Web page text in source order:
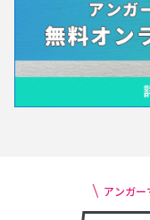
アンガ